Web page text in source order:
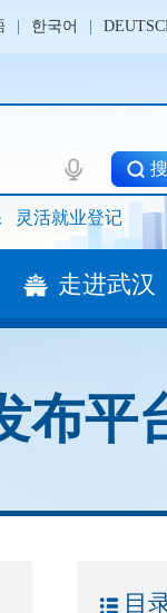
한국어
灵活就业登记
走进武汉
布平
目